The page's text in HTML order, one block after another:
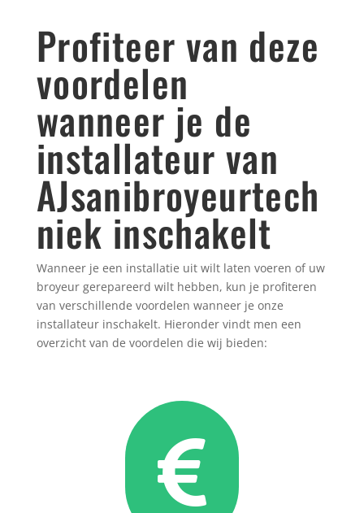
Profiteer van deze
voordelen
wanneer je de
installateur van
AJsanibroyeurtech
niek inschakelt
Wanneer je een installatie uit wilt laten voeren of uw
broyeur gerepareerd wilt hebben, kun je profiteren
van verschillende voordelen wanneer je onze
installateur inschakelt. Hieronder vindt men een
overzicht van de voordelen die wij bieden:
